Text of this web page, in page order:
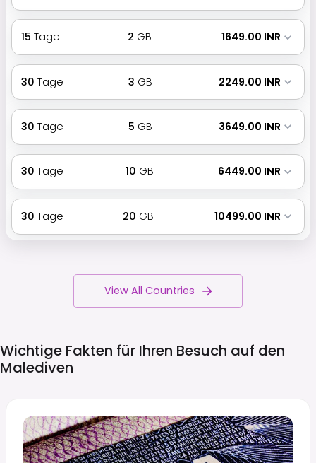
15 Tage 2 GB ₹ 1649.00 INR
30 Tage 3 GB ₹ 2249.00 INR
30 Tage 5 GB ₹ 3649.00 INR
30 Tage 10 GB ₹ 6449.00 INR
30 Tage 20 GB ₹ 10499.00 INR
View All Countries
Wichtige Fakten für Ihren Besuch auf den
Malediven